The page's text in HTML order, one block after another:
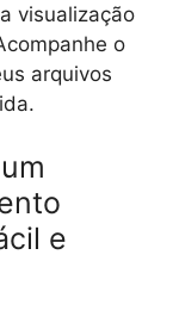
visualização
o
arquivos
e